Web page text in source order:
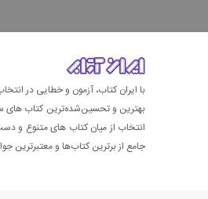
با ایران کتاب، آزمون و خطایی در
بهترین و تحسین‌شده‌ترین کتاب‌ های
انتخاب از میان کتاب های متنوع و
جامع از برترین کتاب‌ها و معتبرترین